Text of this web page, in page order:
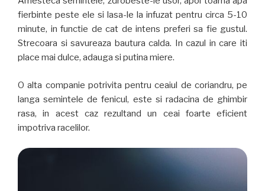
fierbinte peste ele si lasa-le la infuzat pentru circa 5-10
minute, in functie de cat de intens preferi sa fie gustul.
Strecoara si savureaza bautura calda. In cazul in care iti
place mai dulce, adauga si putina miere.
O alta companie potrivita pentru ceaiul de coriandru, pe
langa semintele de fenicul, este si radacina de ghimbir
rasa, in acest caz rezultand un ceai foarte eficient
impotriva racelilor.